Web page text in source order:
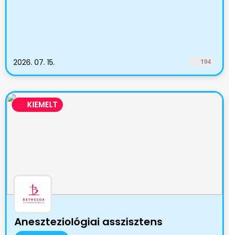
2026. 07. 15. 194
KIEMELT
Aneszteziológiai asszisztens